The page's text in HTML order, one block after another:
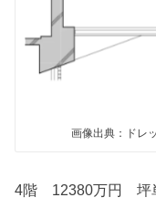
画像出典：ドレ
4階 12380万円 坪